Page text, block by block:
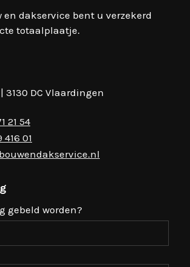
en dakservice bent u verzekerd
totaalplaatje.
3130 DC Vlaardingen
21 54
01
gebeld worden?